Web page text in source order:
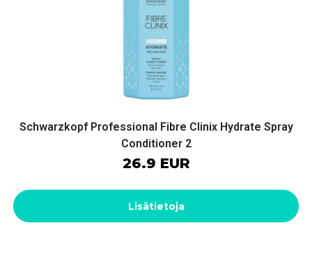
Schwarzkopf Professional Fibre Clinix Hydrate Spray
Conditioner 2
26.9 EUR
Lisätietoja